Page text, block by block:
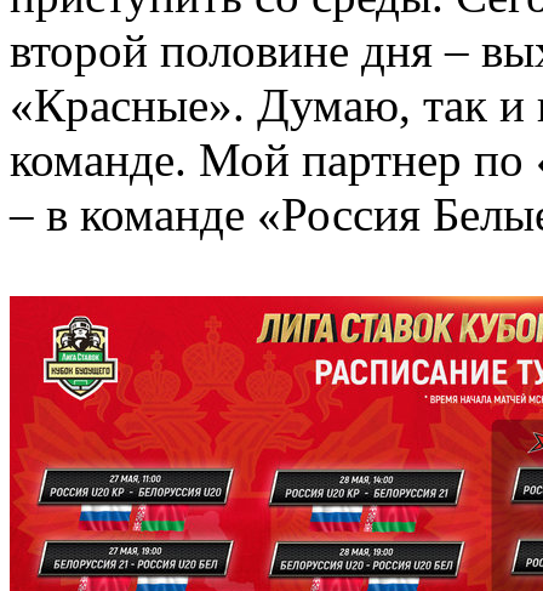
второй половине дня –
«Красные». Думаю, так и
команде. Мой партнер
– в команде «Россия